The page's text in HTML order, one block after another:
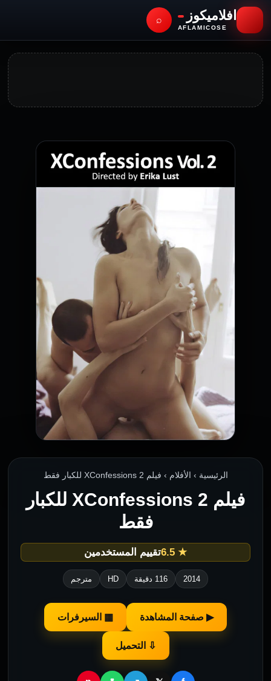
افلاميكوز
AFLAMICOSE
⌕
الرئيسية › الأفلام › فيلم XConfessions 2 للكبار فقط
فيلم XConfessions 2 للكبار
فقط
★ 6.5 تقييم المستخدمين
2014 116 دقيقة HD مترجم
▶ صفحة المشاهدة ▦ السيرفرات
⇩ التحميل